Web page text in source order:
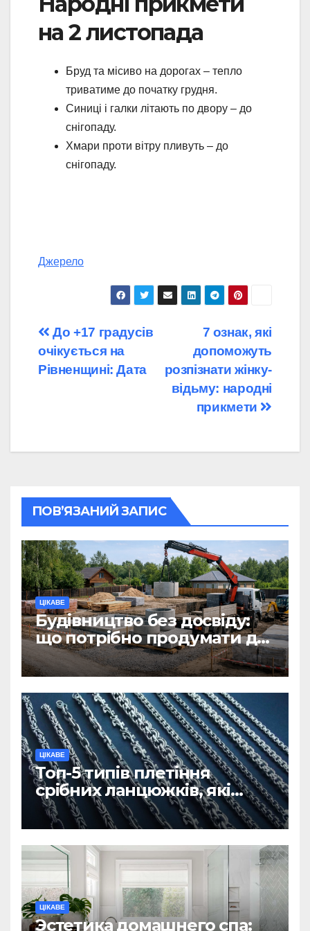
на 2 листопада
Бруд та місиво на дорогах – тепло
триватиме до початку грудня.
Синиці і галки літають по двору – до
снігопаду.
Хмари проти вітру пливуть – до
снігопаду.
Джерело
Навігація
записів
7 ознак, які
допоможуть
розпізнати жінку-
відьму: народні
прикмети
До +17 градусів
очікується на
Рівненщині: Дата
ПОВ’ЯЗАНИЙ ЗАПИС
ЦІКАВЕ
Будівництво без досвіду:
що потрібно продумати до
першої доставки на
ділянку
ЦІКАВЕ
Топ-5 типів плетіння
срібних ланцюжків, які
вважаються
найнадійнішими
ЦІКАВЕ
Эстетика домашнего спа: